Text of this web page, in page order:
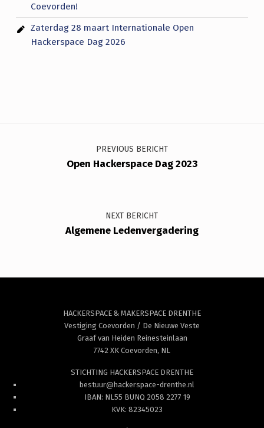
Coevorden!
Zaterdag 28 maart Internationale Open
Hackerspace Dag 2026
Bericht navigatie
PREVIOUS BERICHT
Open Hackerspace Dag 2023
NEXT BERICHT
Algemene Ledenvergadering
HACKERSPACE & MAKERSPACE DRENTHE
Vestiging Coevorden / De Nieuwe Veste
Graaf van Heiden Reinesteinlaan
7742 XK Coevorden, NL
STICHTING HACKERSPACE DRENTHE
bestuur@hackerspace-drenthe.nl
IBAN: NL55 BUNQ 2058 2277 19
KVK: 82345023